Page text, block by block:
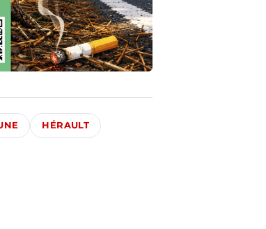
HÉRAULT